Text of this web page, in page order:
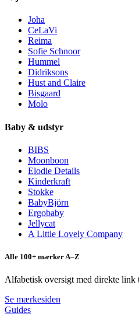
Joha
CeLaVi
Reima
Sofie Schnoor
Hummel
Didriksons
Hust and Claire
Bisgaard
Molo
Baby & udstyr
BIBS
Moonboon
Elodie Details
Kinderkraft
Stokke
BabyBjörn
Ergobaby
Jellycat
A Little Lovely Company
Alle 100+ mærker A–Z
Alfabetisk oversigt med direkte link
Se mærkesiden
Guides